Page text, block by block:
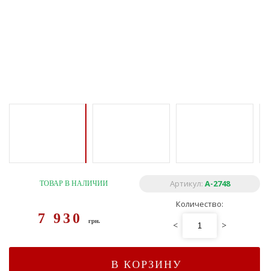
ТОВАР В НАЛИЧИИ Артикул: A-2748
7 930грн.
Количество:
< >
В КОРЗИНУ